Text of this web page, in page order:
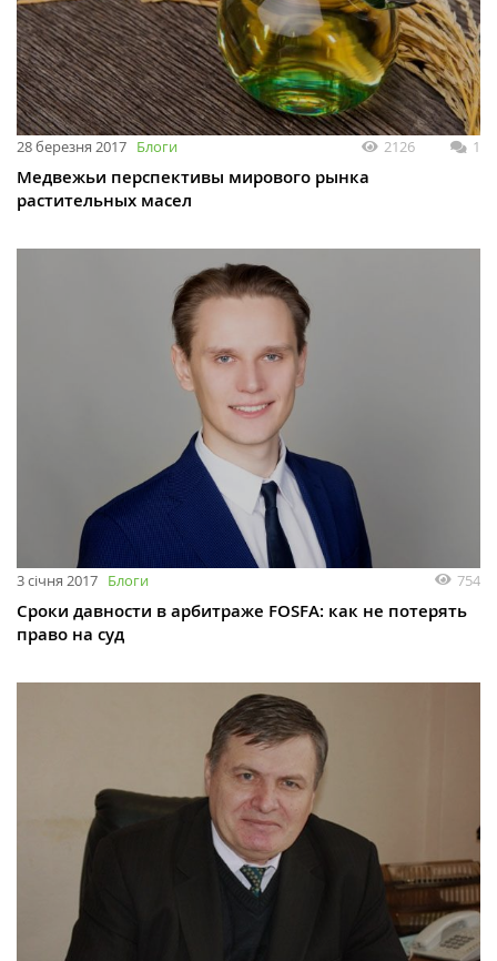
28 березня 2017 Блоги 2126 1
Медвежьи перспективы мирового рынка
растительных масел
3 січня 2017 Блоги 754
Сроки давности в арбитраже FOSFA: как не потерять
право на суд